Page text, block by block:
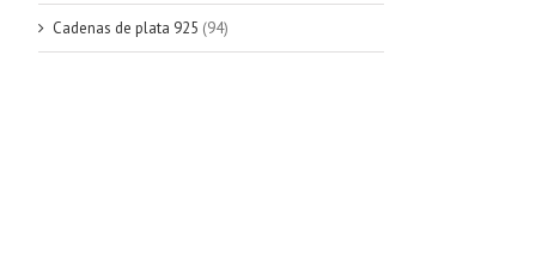
Cadenas de plata 925 (94)